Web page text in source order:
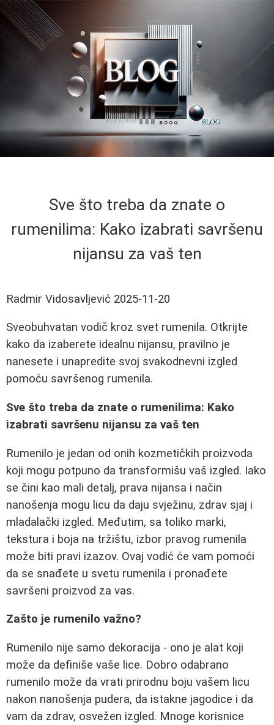
Sve što treba da znate o
rumenilima: Kako izabrati savršenu
nijansu za vaš ten
Radmir Vidosavljević 2025-11-20
Sveobuhvatan vodič kroz svet rumenila. Otkrijte
kako da izaberete idealnu nijansu, pravilno je
nanesete i unapredite svoj svakodnevni izgled
pomoću savršenog rumenila.
Sve što treba da znate o rumenilima: Kako
izabrati savršenu nijansu za vaš ten
Rumenilo je jedan od onih kozmetičkih proizvoda
koji mogu potpuno da transformišu vaš izgled. Iako
se čini kao mali detalj, prava nijansa i način
nanošenja mogu licu da daju svježinu, zdrav sjaj i
mladalački izgled. Međutim, sa toliko marki,
tekstura i boja na tržištu, izbor pravog rumenila
može biti pravi izazov. Ovaj vodić će vam pomoći
da se snađete u svetu rumenila i pronađete
savršeni proizvod za vas.
Zašto je rumenilo važno?
Rumenilo nije samo dekoracija - ono je alat koji
može da definiše vaše lice. Dobro odabrano
rumenilo može da vrati prirodnu boju vašem licu
nakon nanošenja pudera, da istakne jagodice i da
vam da zdrav, osvežen izgled. Mnoge korisnice